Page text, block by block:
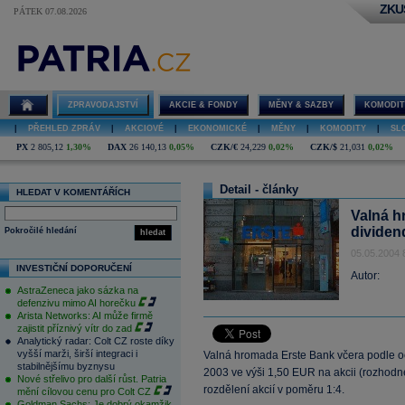
PÁTEK 07.08.2026
ZPRAVODAJSTVÍ AKCIE & FONDY MĚNY & SAZBY
PŘEHLED ZPRÁV AKCIOVÉ EKONOMICKÉ MĚNY KOMODITY
PX 2 805,12 1,30% DAX 26 140,13 0,05% CZK/€ 24,229 0,02% CZK/$ 21,031 0,02%
HLEDAT V KOMENTÁŘÍCH
hledat
Pokročilé hledání
INVESTIČNÍ DOPORUČENÍ
AstraZeneca jako sázka na
defenzivu mimo AI horečku
Arista Networks: AI může firmě
zajistit příznivý vítr do zad
Analytický radar: Colt CZ roste díky
vyšší marži, širší integraci i
stabilnějšímu byznysu
Nové střelivo pro další růst. Patria
mění cílovou cenu pro Colt CZ
Detail - články
Valná
05.05.2004
Autor:
Valná hromada Erste Bank včera podle
2003 ve výši 1,50 EUR na akcii
rozdělení akcií v poměru 1:4.